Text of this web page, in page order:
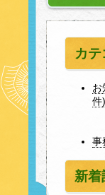
カテ
お
件)
事
新着